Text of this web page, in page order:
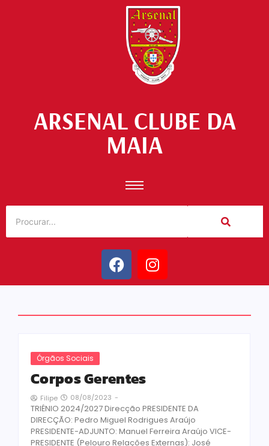
ARSENAL CLUBE DA
MAIA
Órgãos Sociais
Corpos Gerentes
Filipe 08/08/2023 -
TRIÉNIO 2024/2027 Direcção PRESIDENTE DA
DIRECÇÃO: Pedro Miguel Rodrigues Araújo
PRESIDENTE-ADJUNTO: Manuel Ferreira Araújo VICE-
PRESIDENTE (Pelouro Relações Externas): José